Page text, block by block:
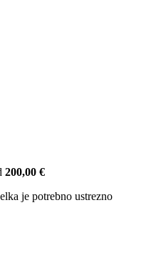
200,00 €
je potrebno ustrezno